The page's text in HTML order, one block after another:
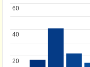
20
20
40
40
60
60